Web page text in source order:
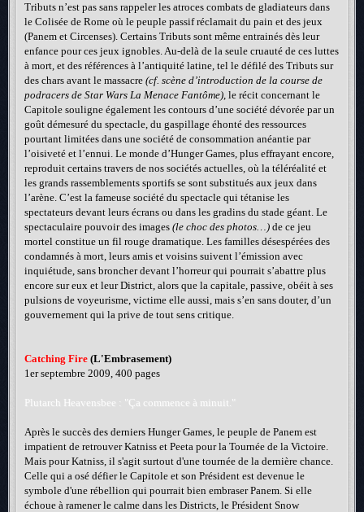
Tributs n’est pas sans rappeler les atroces combats de gladiateurs dans
le Colisée de Rome où le peuple passif réclamait du pain et des jeux
(Panem et Circenses). Certains Tributs sont même entrainés dès leur
enfance pour ces jeux ignobles. Au-delà de la seule cruauté de ces luttes
à mort, et des références à l’antiquité latine, tel le défilé des Tributs sur
des chars avant le massacre (cf. scène d’introduction de la course de
podracers de Star Wars La Menace Fantôme), le récit concernant le
Capitole souligne également les contours d’une société dévorée par un
goût démesuré du spectacle, du gaspillage éhonté des ressources
pourtant limitées dans une société de consommation anéantie par
l’oisiveté et l’ennui. Le monde d’Hunger Games, plus effrayant encore,
reproduit certains travers de nos sociétés actuelles, où la téléréalité et
les grands rassemblements sportifs se sont substitués aux jeux dans
l’arène. C’est la fameuse société du spectacle qui tétanise les
spectateurs devant leurs écrans ou dans les gradins du stade géant. Le
spectaculaire pouvoir des images (le choc des photos…) de ce jeu
mortel constitue un fil rouge dramatique. Les familles désespérées des
condamnés à mort, leurs amis et voisins suivent l’émission avec
inquiétude, sans broncher devant l’horreur qui pourrait s’abattre plus
encore sur eux et leur District, alors que la capitale, passive, obéit à ses
pulsions de voyeurisme, victime elle aussi, mais s’en sans douter, d’un
gouvernement qui la prive de tout sens critique.
Catching Fire (L'Embrasement)
1er septembre 2009, 400 pages
Plutarch Heavensbee : "Ça commence à minuit."
Après le succès des derniers Hunger Games, le peuple de Panem est
impatient de retrouver Katniss et Peeta pour la Tournée de la Victoire.
Mais pour Katniss, il s'agit surtout d'une tournée de la dernière chance.
Celle qui a osé défier le Capitole et son Président est devenue le
symbole d'une rébellion qui pourrait bien embraser Panem. Si elle
échoue à ramener le calme dans les Districts, le Président Snow